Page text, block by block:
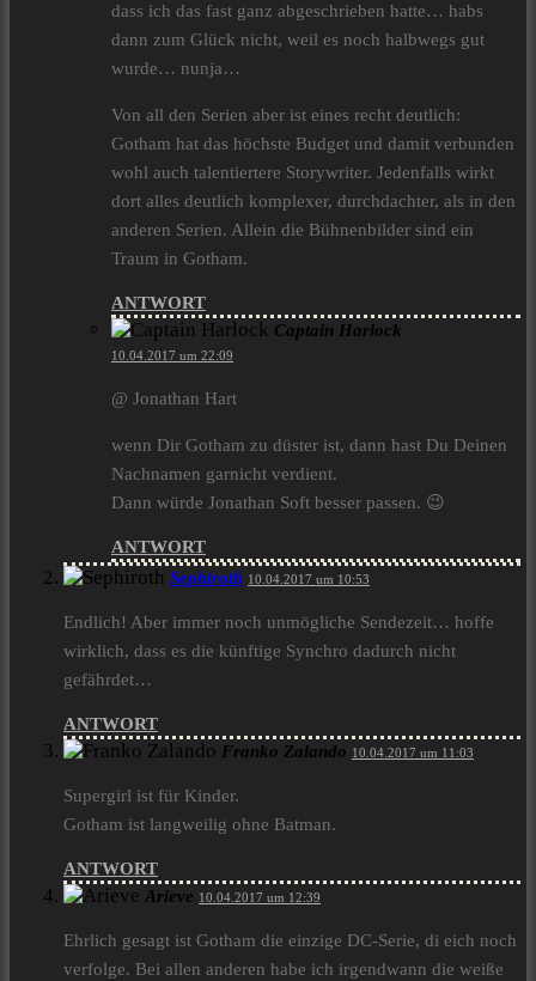
dass ich das fast ganz abgeschrieben hatte… habs
dann zum Glück nicht, weil es noch halbwegs gut
wurde… nunja…
Von all den Serien aber ist eines recht deutlich:
Gotham hat das höchste Budget und damit verbunden
wohl auch talentiertere Storywriter. Jedenfalls wirkt
dort alles deutlich komplexer, durchdachter, als in den
anderen Serien. Allein die Bühnenbilder sind ein
Traum in Gotham.
ANTWORT
Captain Harlock
10.04.2017 um 22:09
@ Jonathan Hart
wenn Dir Gotham zu düster ist, dann hast Du Deinen
Nachnamen garnicht verdient.
Dann würde Jonathan Soft besser passen. 😉
ANTWORT
Sephiroth 10.04.2017 um 10:53
Endlich! Aber immer noch unmögliche Sendezeit… hoffe
wirklich, dass es die künftige Synchro dadurch nicht
gefährdet…
ANTWORT
Franko Zalando 10.04.2017 um 11:03
Supergirl ist für Kinder.
Gotham ist langweilig ohne Batman.
ANTWORT
Arieve 10.04.2017 um 12:39
Ehrlich gesagt ist Gotham die einzige DC-Serie, di eich noch
verfolge. Bei allen anderen habe ich irgendwann die weiße